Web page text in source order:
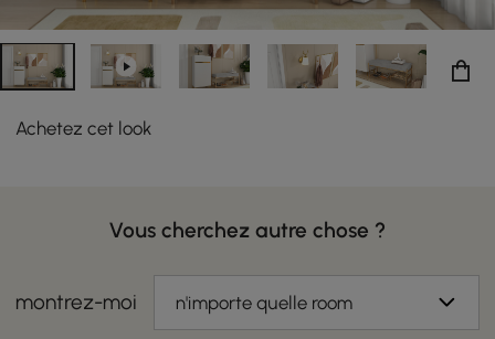
Achetez cet look
Vous cherchez autre chose ?
montrez-moi n'importe quelle room